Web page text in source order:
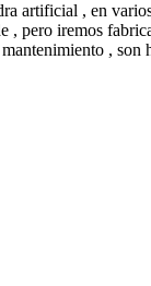
artificial , en
, pero iremos
,